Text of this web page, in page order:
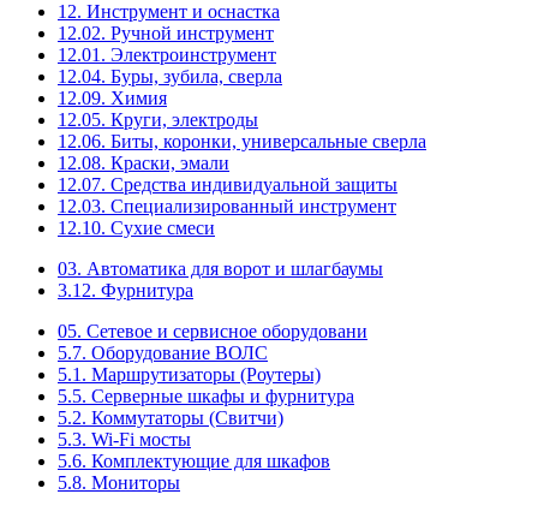
12. Инструмент и оснастка
12.02. Ручной инструмент
12.01. Электроинструмент
12.04. Буры, зубила, сверла
12.09. Химия
12.05. Круги, электроды
12.06. Биты, коронки, универсальные сверла
12.08. Краски, эмали
12.07. Средства индивидуальной защиты
12.03. Специализированный инструмент
12.10. Сухие смеси
03. Автоматика для ворот и шлагбаумы
3.12. Фурнитура
05. Сетевое и сервисное оборудовани
5.7. Оборудование ВОЛС
5.1. Маршрутизаторы (Роутеры)
5.5. Серверные шкафы и фурнитура
5.2. Коммутаторы (Свитчи)
5.3. Wi-Fi мосты
5.6. Комплектующие для шкафов
5.8. Мониторы